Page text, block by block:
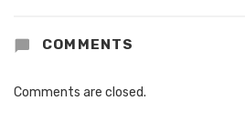
COMMENTS
Comments are closed.